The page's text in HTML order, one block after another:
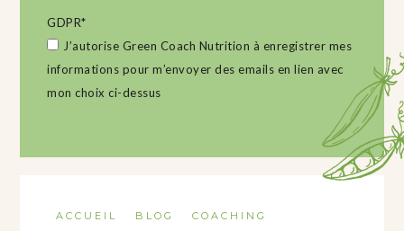
GDPR*
J’autorise Green Coach Nutrition à enregistrer mes
informations pour m’envoyer des emails en lien avec
mon choix ci-dessus
ACCUEIL BLOG
COACHING